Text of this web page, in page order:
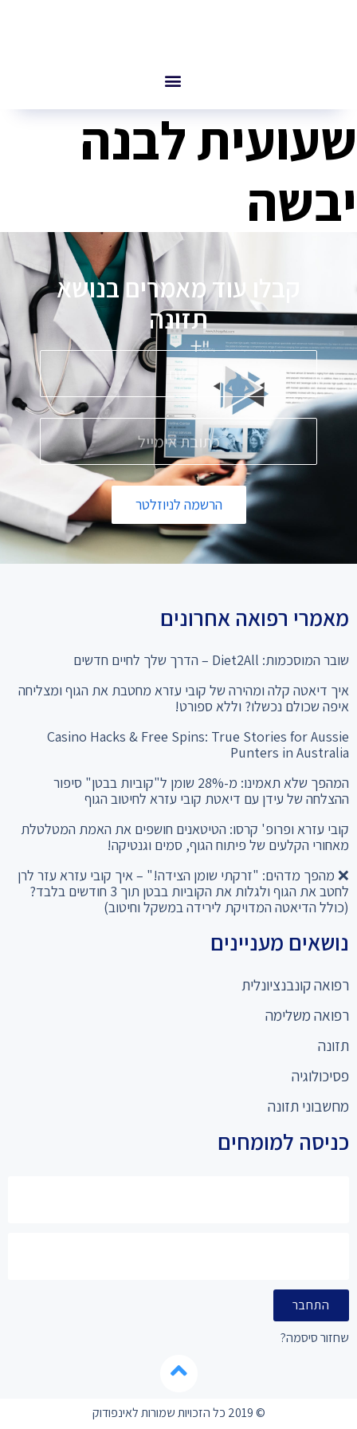
שעועית לבנה
יבשה
קבלו עוד מאמרים בנושא
תזונה
הרשמה לניוזלטר
מאמרי רפואה אחרונים
שובר המוסכמות: Diet2All – הדרך שלך לחיים חדשים
איך דיאטה קלה ומהירה של קובי עזרא מחטבת את הגוף ומצליחה
איפה שכולם נכשלו? וללא ספורט!
Casino Hacks & Free Spins: True Stories for Aussie
Punters in Australia
המהפך שלא תאמינו: מ-28% שומן ל"קוביות בבטן" סיפור
ההצלחה של עידן עם דיאטת קובי עזרא לחיטוב הגוף
קובי עזרא ופרופ' קרסו: הטיטאנים חושפים את האמת המטלטלת
מאחורי הקלעים של פיתוח הגוף, סמים וגנטיקה!
❌ מהפך מדהים: "זרקתי שומן הצידה!" – איך קובי עזרא עזר לרן
לחטב את הגוף ולגלות את הקוביות בבטן תוך 3 חודשים בלבד?
(כולל הדיאטה המדויקת לירידה במשקל וחיטוב)
נושאים מעניינים
רפואה קונבנציונלית
רפואה משלימה
תזונה
פסיכולוגיה
מחשבוני תזונה
כניסה למומחים
התחבר
שחזור סיסמה?
© 2019 כל הזכויות שמורות לאינפודוק